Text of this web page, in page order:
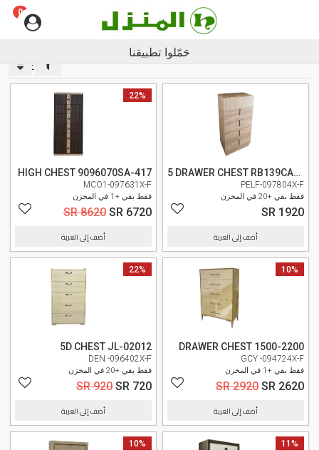
0
حَمّلوا تطبيقنا CHEST
22%
HIGH CHEST 9096070SA-417
MCO1-097631X-F
فقط بقي +1 في المخزن
SR 8620 SR 6720
أضف إلى العربة
5 DRAWER CHEST RB139CA-S-E
PELF-097804X-F
فقط بقي +20 في المخزن
SR 1920
أضف إلى العربة
وصل حديثا 22%
5D CHEST JL-02012
DEN -096402X-F
فقط بقي +20 في المخزن
SR 920 SR 720
أضف إلى العربة
وصل حديثا 10%
DRAWER CHEST 1500-2200
GCY -094724X-F
فقط بقي +1 في المخزن
SR 2920 SR 2620
أضف إلى العربة
وصل حديثا 10% وصل حديثا 11%